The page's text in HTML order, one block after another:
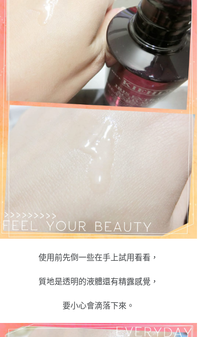
使用前先倒一些在手上試用看看，
質地是透明的液體還有精露感覺，
要小心會滴落下來。